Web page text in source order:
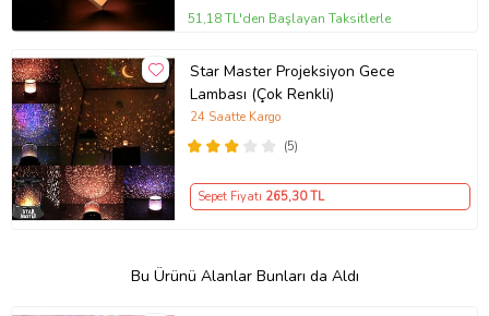
51,18 TL'den Başlayan Taksitlerle
Star Master Projeksiyon Gece
Lambası (Çok Renkli)
(5)
24 Saatte Kargo
Sepet Fiyatı 265,30 TL
Bu Ürünü Alanlar Bunları da Aldı